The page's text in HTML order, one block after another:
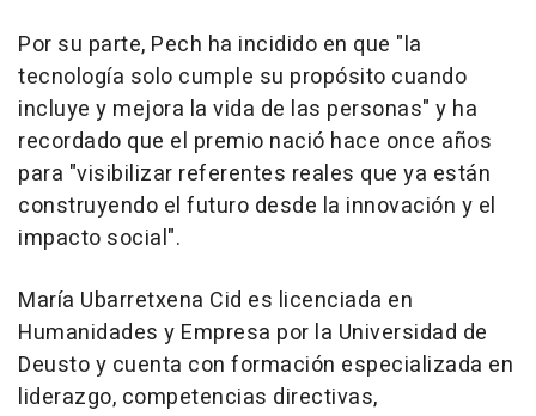
Por su parte, Pech ha incidido en que "la
tecnología solo cumple su propósito cuando
incluye y mejora la vida de las personas" y ha
recordado que el premio nació hace once años
para "visibilizar referentes reales que ya están
construyendo el futuro desde la innovación y el
impacto social".
María Ubarretxena Cid es licenciada en
Humanidades y Empresa por la Universidad de
Deusto y cuenta con formación especializada en
liderazgo, competencias directivas,